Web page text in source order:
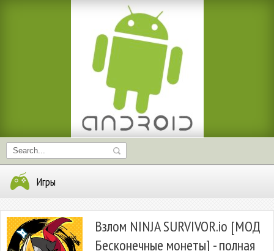
Игры
Взлом NINJA SURVIVOR.io [МОД
Бесконечные монеты] - полная